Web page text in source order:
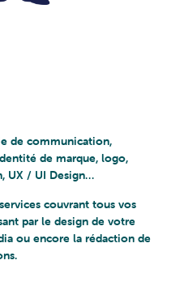
de communication,
de marque, logo,
UX / UI Design…
couvrant tous vos
par le design de votre
ou encore la rédaction de